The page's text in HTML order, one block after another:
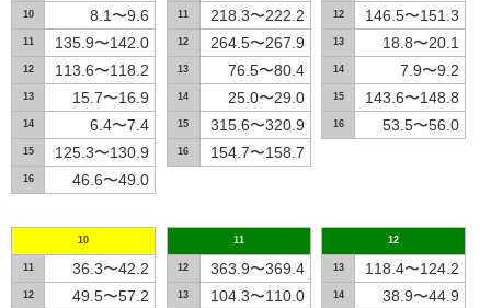
10 8.1〜9.6
11 135.9〜142.0
12 113.6〜118.2
13 15.7〜16.9
14 6.4〜7.4
15 125.3〜130.9
16 46.6〜49.0
11 218.3〜222.2
12 264.5〜267.9
13 76.5〜80.4
14 25.0〜29.0
15 315.6〜320.9
16 154.7〜158.7
12 146.5〜151.3
13 18.8〜20.1
14 7.9〜9.2
15 143.6〜148.8
16 53.5〜56.0
10
11 36.3〜42.2
12 49.5〜57.2
11
12 363.9〜369.4
13 104.3〜110.0
12
13 118.4〜124.2
14 38.9〜44.9